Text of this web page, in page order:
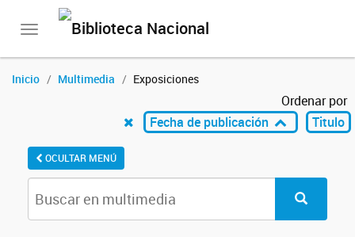
Toggle
Inicio Multimedia Exposiciones
Ordenar por
Fecha de publicación
Titulo
OCULTAR MENÚ